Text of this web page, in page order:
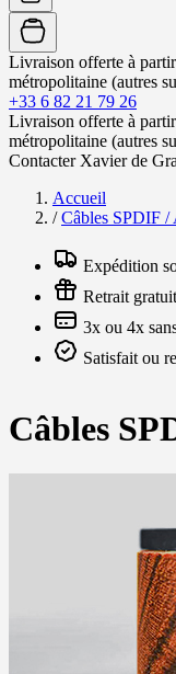
Livraison offerte à
métropolitaine (autres
+33 6 82 21 79 26
Livraison offerte à
métropolitaine (autres
Contacter Xavier de
Accueil
/ Câbles SPDIF
Expédition
Retrait
3x ou 4x
Satisfait ou
Câbles